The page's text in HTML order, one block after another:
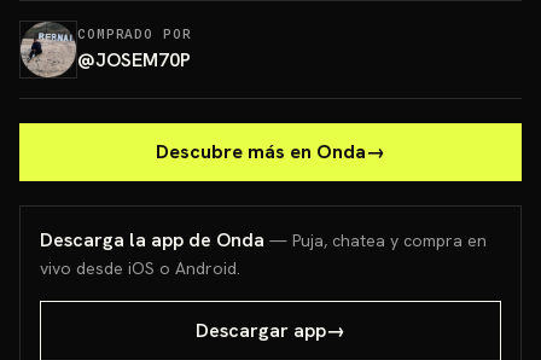
COMPRADO POR
@JOSEM70P
Descubre más en Onda→
Descarga la app de Onda — Puja, chatea y compra en
vivo desde iOS o Android.
Descargar app→